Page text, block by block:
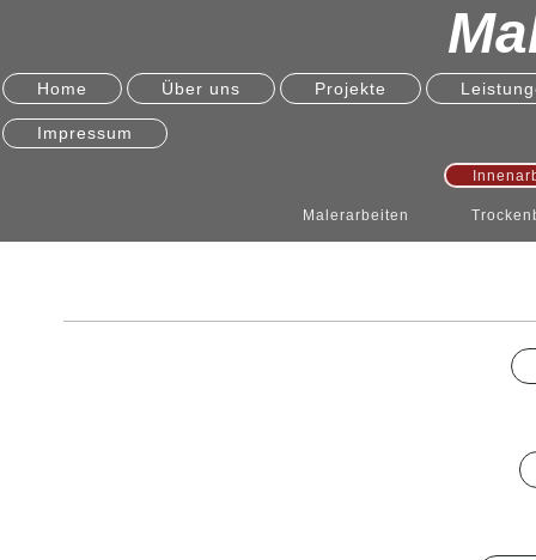
Home Über uns Projekte
Impressum
Malerarbeiten